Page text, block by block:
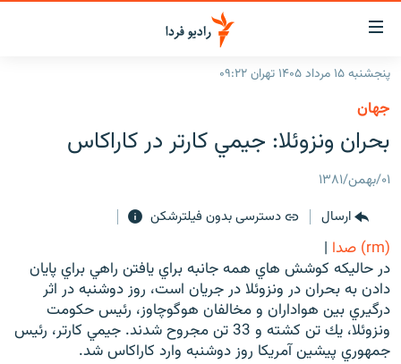
لینک‌های
قابلیت
دسترسی
بازگشت
منوی
اصلی
صفحه
جستجو
ایران
جهان
رادیو
انتخاب کنید و بشنوید
برنامه‌های رادیویی
فرکانس‌ها
پادکست
چندرسانه‌ای
گزارش‌های تصویری
گزارش‌های ویدئویی
زنان فردا
English
پنجشنبه ۱۵ مرداد ۱۴۰۵ تهران ۰۹:۲۲
جهان
بحران ونزوئلا: جيمي كارتر در كاراكاس
۰۱/بهمن/۱۳۸۱
ارسال
دسترسی بدون فیلترشکن
(rm) صدا
|
در حاليكه كوشش هاي همه جانبه براي يافتن راهي براي پايان
دادن به بحران در ونزوئلا در جريان است، روز دوشنبه در اثر
درگيري بين هواداران و مخالفان هوگوچاوز، رئيس حكومت
ونزوئلا، يك تن كشته و 33 تن مجروح شدند. جيمي كارتر، رئيس
جمهوري پيشين آمريكا روز دوشنبه وارد كاراكاس شد.